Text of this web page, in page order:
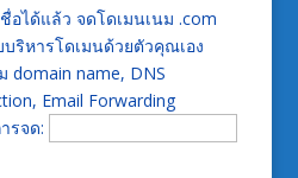
อได้แล้ว จดโดเมนเนม .com
ริหารโดเมนด้วยตัวคุณเอง
domain name, DNS
Email Forwarding
รจด: